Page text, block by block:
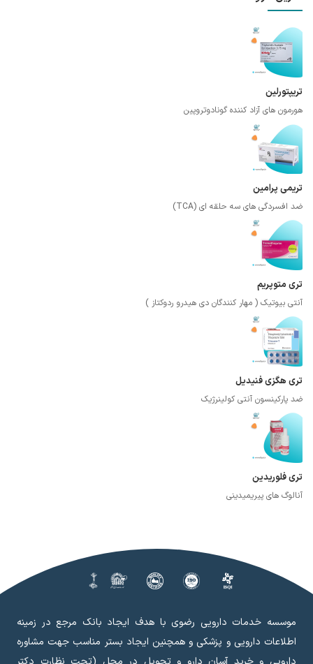
تریپتورلین
هورمون های آزاد کننده گونادوتروپین
تریمی پرامین
ضد افسردگی های سه حلقه ای (TCA)
تری متوپریم
آنتی بیوتیک ( مهار کنندگان دی هیدرو ردوکتاز )
تری هگزی فنیدیل
ضد پارکینسون آنتی کولینرژیک
تری فلوریدین
آنالوگ های پیریمیدینی
موسسه خدمات دارویی رضوی با هدف ایجاد بانک مرجع در زمینه
اطلاعات دارویی و پزشکی و همچنین ایجاد بستر مناسب جهت مشاوره